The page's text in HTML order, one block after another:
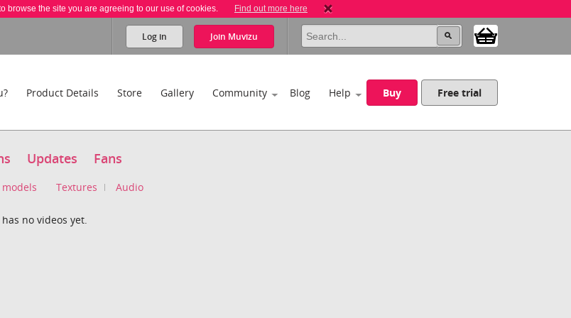
browse the site you are agreeing to our use of cookies. Find out more here
Log in Join Muvizu
Product Details Store Gallery Community Blog Help Buy Free trial
Updates Fans
models Textures Audio
no videos yet.